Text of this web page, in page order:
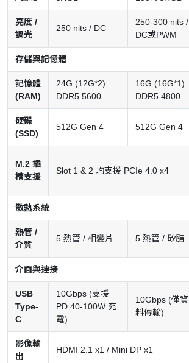
亮度 /
調光
250 nits / DC
250-300 nits /
DC或PWM
存儲與記憶體
記憶體
(RAM)
24G (12G*2)
DDR5 5600
16G (16G*1)
DDR5 4800
硬碟
(SSD)
512G Gen 4 512G Gen 4
M.2 插
槽支援
Slot 1 & 2 均支援 PCIe 4.0 x4
散熱系統
熱管 /
介質
5 熱管 / 相變片 5 熱管 / 矽脂
介面與連接
USB
Type-
C
10Gbps (支援
PD 40-100W 充
電)
10Gbps (僅資
料傳輸)
影像輸
出
HDMI 2.1 x1 / Mini DP x1